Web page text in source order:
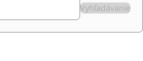
Vyhľadávanie